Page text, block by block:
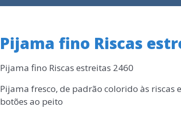
Pijama fino Riscas
Pijama fino Riscas estreitas 2460
Pijama fresco, de padrão colorido às riscas
botões ao peito